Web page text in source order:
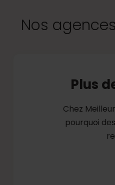
Nos agences
Plus
Chez
pourquoi